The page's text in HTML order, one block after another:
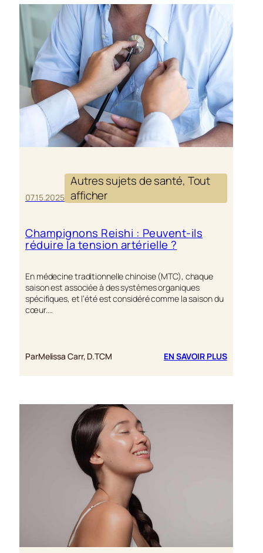
REISHI
07.15.2025
Autres sujets de santé, Tout
afficher
Champignons Reishi : Peuvent-ils
réduire la tension artérielle ?
En médecine traditionnelle chinoise (MTC), chaque
saison est associée à des systèmes organiques
spécifiques, et l’été est considéré comme la saison du
cœur.…
ParMelissa Carr, D.TCM EN SAVOIR PLUS: